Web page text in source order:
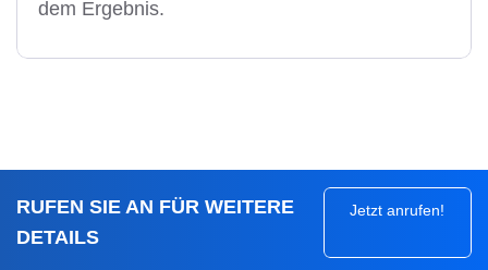
dem Ergebnis.
RUFEN SIE AN FÜR WEITERE
DETAILS
Jetzt anrufen!